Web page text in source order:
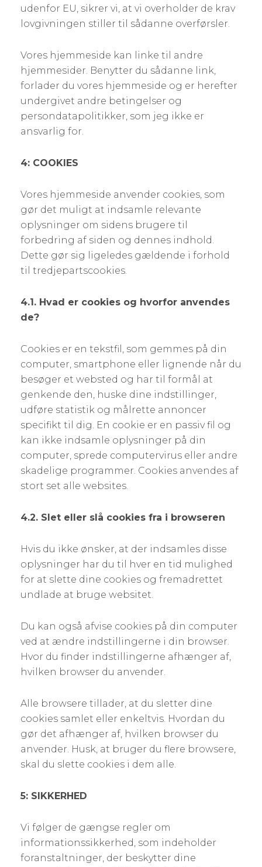
udenfor EU, sikrer vi, at vi overholder de krav
lovgivningen stiller til sådanne overførsler.
Vores hjemmeside kan linke til andre
hjemmesider. Benytter du sådanne link,
forlader du vores hjemmeside og er herefter
undergivet andre betingelser og
persondatapolitikker, som jeg ikke er
ansvarlig for.
4: COOKIES
Vores hjemmeside anvender cookies, som
gør det muligt at indsamle relevante
oplysninger om sidens brugere til
forbedring af siden og dennes indhold.
Dette gør sig ligeledes gældende i forhold
til tredjepartscookies.
4.1. Hvad er cookies og hvorfor anvendes
de?
Cookies er en tekstfil, som gemmes på din
computer, smartphone eller lignende når du
besøger et websted og har til formål at
genkende den, huske dine indstillinger,
udføre statistik og målrette annoncer
specifikt til dig. En cookie er en passiv fil og
kan ikke indsamle oplysninger på din
computer, sprede computervirus eller andre
skadelige programmer. Cookies anvendes af
stort set alle websites.
4.2. Slet eller slå cookies fra i browseren
Hvis du ikke ønsker, at der indsamles disse
oplysninger har du til hver en tid mulighed
for at slette dine cookies og fremadrettet
undlade at bruge websitet.
Du kan også afvise cookies på din computer
ved at ændre indstillingerne i din browser.
Hvor du finder indstillingerne afhænger af,
hvilken browser du anvender.
Alle browsere tillader, at du sletter dine
cookies samlet eller enkeltvis. Hvordan du
gør det afhænger af, hvilken browser du
anvender. Husk, at bruger du flere browsere,
skal du slette cookies i dem alle.
5: SIKKERHED
Vi følger de gængse regler om
informationssikkerhed, som indeholder
foranstaltninger, der beskytter dine